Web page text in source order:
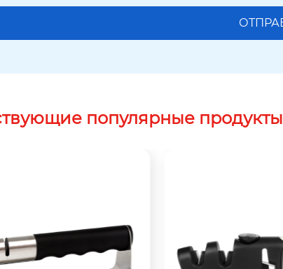
популярные продукты